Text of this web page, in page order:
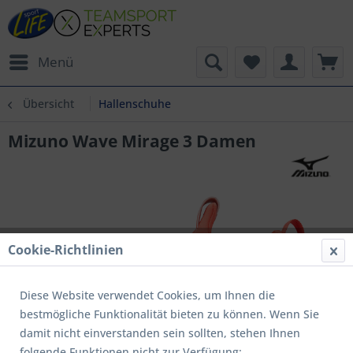
Menü
Übersicht Hallenschuhe
Mizuno Wave Mirage 3 Damen
Cookie-Richtlinien
Diese Website verwendet Cookies, um Ihnen die
bestmögliche Funktionalität bieten zu können. Wenn Sie
damit nicht einverstanden sein sollten, stehen Ihnen